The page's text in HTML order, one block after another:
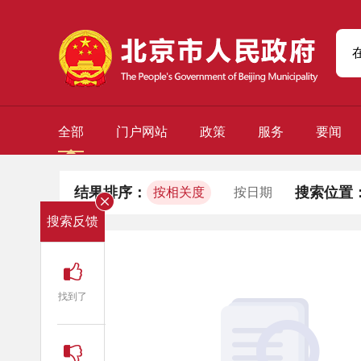
全部 门户网站 政策 服务 要闻
结果排序： 按相关度 按日期 搜索位置
搜索反馈
找到了